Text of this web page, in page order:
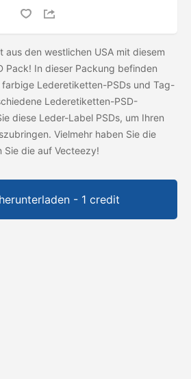
aus den westlichen USA mit diesem
Pack! In dieser Packung befinden
Lederetiketten-PSDs und Tag-
Lederetiketten-PSD-
diese Leder-Label PSDs, um Ihren
Vielmehr haben Sie die
Sie die auf Vecteezy!
- 1 credit